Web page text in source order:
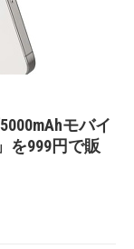
モバイ
を999円で販